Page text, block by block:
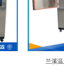
兰溪